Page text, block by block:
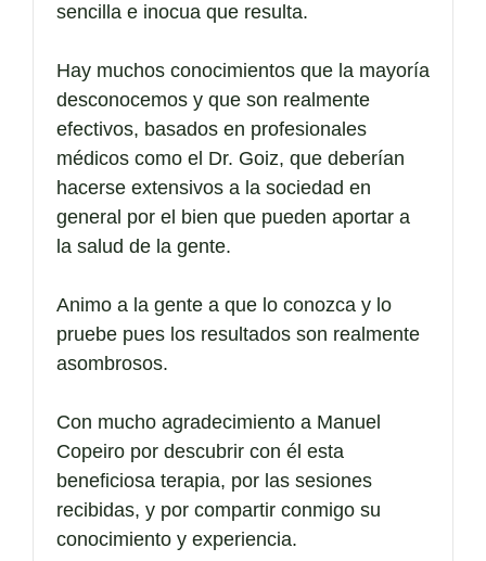
sencilla e inocua que resulta.
Hay muchos conocimientos que la mayoría
desconocemos y que son realmente
efectivos, basados en profesionales
médicos como el Dr. Goiz, que deberían
hacerse extensivos a la sociedad en
general por el bien que pueden aportar a
la salud de la gente.
Animo a la gente a que lo conozca y lo
pruebe pues los resultados son realmente
asombrosos.
Con mucho agradecimiento a Manuel
Copeiro por descubrir con él esta
beneficiosa terapia, por las sesiones
recibidas, y por compartir conmigo su
conocimiento y experiencia.